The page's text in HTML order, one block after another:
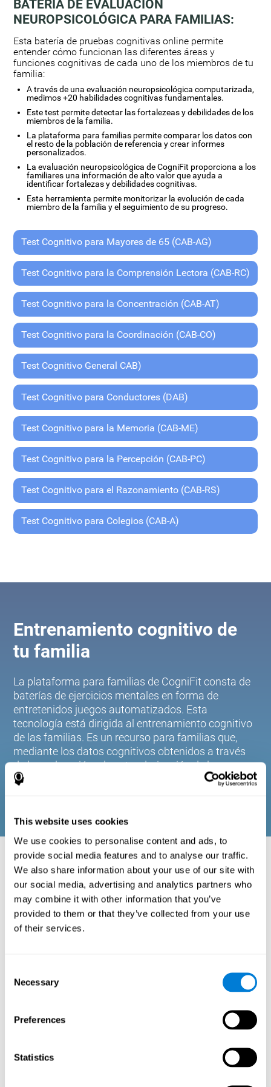
This website uses cookies
We use cookies to personalise content and ads, to
provide social media features and to analyse our traffic.
We also share information about your use of our site with
our social media, advertising and analytics partners who
may combine it with other information that you’ve
provided to them or that they’ve collected from your use
of their services.
Selection
Necessary
Preferences
Statistics
BATERÍA DE EVALUACIÓN
NEUROPSICOLÓGICA PARA FAMILIAS:
Esta batería de pruebas cognitivas online permite
entender cómo funcionan las diferentes áreas y
funciones cognitivas de cada uno de los miembros de tu
familia:
A través de una evaluación neuropsicológica computarizada,
medimos +20 habilidades cognitivas fundamentales.
Este test permite detectar las fortalezeas y debilidades de los
miembros de la familia.
La plataforma para familias permite comparar los datos con
el resto de la población de referencia y crear informes
personalizados.
La evaluación neuropsicológica de CogniFit proporciona a los
familiares una información de alto valor que ayuda a
identificar fortalezas y debilidades cognitivas.
Esta herramienta permite monitorizar la evolución de cada
miembro de la familia y el seguimiento de su progreso.
Test Cognitivo para Mayores de 65 (CAB-AG)
Test Cognitivo para la Comprensión Lectora (CAB-RC)
Test Cognitivo para la Concentración (CAB-AT)
Test Cognitivo para la Coordinación (CAB-CO)
Test Cognitivo General CAB)
Test Cognitivo para Conductores (DAB)
Test Cognitivo para la Memoria (CAB-ME)
Test Cognitivo para la Percepción (CAB-PC)
Test Cognitivo para el Razonamiento (CAB-RS)
Test Cognitivo para Colegios (CAB-A)
Entrenamiento cognitivo de
tu familia
La plataforma para familias de CogniFit consta de
baterías de ejercicios mentales en forma de
entretenidos juegos automatizados. Esta
tecnología está dirigida al entrenamiento cognitivo
de las familias. Es un recurso para familias que,
mediante los datos cognitivos obtenidos a través
de la exploración y la estandarización de las
puntuaciones en función de la edad y el sexo,
ESTIMULACIÓN COGNITIVA DE TU
FAMILIA:
La plataforma para familias de CogniFit consta de
baterías de ejercicios mentales en forma de entretenidos
juegos automatizados. Esta tecnología está dirigida al
entrenamiento cognitivo de las familias. Es un recurso
permite a las familias:
Entender la situación cognitiva particular de cada miembro de
Configurar y personalizar los entrenamientos cognitivos
adaptándose a las necesidades de cada familiar.
Monitorizar los resultados cognitivos.